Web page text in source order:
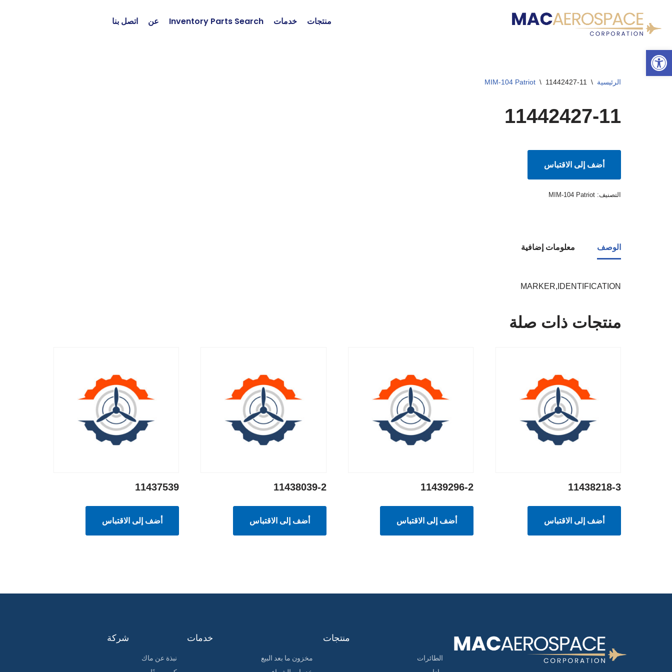
شريط الأدوات المفتوح
تخطى
المحتوى
منتجات خدمات Inventory Parts Search عن اتصل بنا
الرئيسية \
MIM-104 Patriot \ 11442427-11
11442427-11
أضف إلى الاقتباس
التصنيف: MIM-104 Patriot
الوصف معلومات إضافية
MARKER,IDENTIFICATION
منتجات ذات صلة
11438218-3
أضف إلى الاقتباس
11439296-2
أضف إلى الاقتباس
11438039-2
أضف إلى الاقتباس
11437539
أضف إلى الاقتباس
منتجات
الطائرات
خدمات
مخزون ما بعد البيع
شركة
نبذة عن ماك